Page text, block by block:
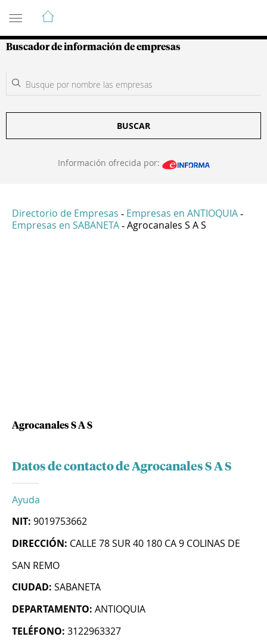
Guía de Empresas Colombianas
Buscador de información de empresas
BUSCAR
Información ofrecida por:
Directorio de Empresas - Empresas en ANTIOQUIA -
Empresas en SABANETA - Agrocanales S A S
Agrocanales S A S
Datos de contacto de Agrocanales S A S
Ayuda
NIT: 9019753662
DIRECCIÓN: CALLE 78 SUR 40 180 CA 9 COLINAS DE
SAN REMO
CIUDAD: SABANETA
DEPARTAMENTO: ANTIOQUIA
TELÉFONO: 3122963327